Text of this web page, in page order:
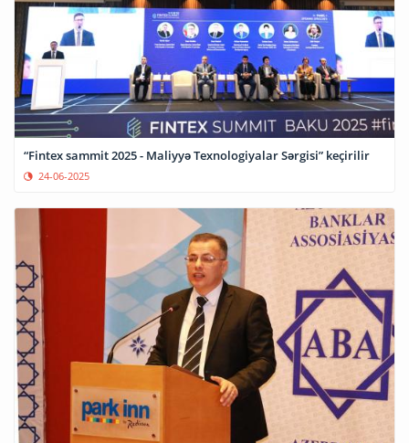
“Fintex sammit 2025 - Maliyyə Texnologiyalar Sərgisi” keçirilir
24-06-2025